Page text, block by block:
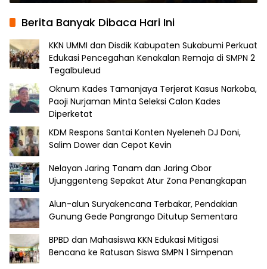
Berita Banyak Dibaca Hari Ini
KKN UMMI dan Disdik Kabupaten Sukabumi Perkuat
Edukasi Pencegahan Kenakalan Remaja di SMPN 2
Tegalbuleud
Oknum Kades Tamanjaya Terjerat Kasus Narkoba,
Paoji Nurjaman Minta Seleksi Calon Kades
Diperketat
KDM Respons Santai Konten Nyeleneh DJ Doni,
Salim Dower dan Cepot Kevin
Nelayan Jaring Tanam dan Jaring Obor
Ujunggenteng Sepakat Atur Zona Penangkapan
Alun-alun Suryakencana Terbakar, Pendakian
Gunung Gede Pangrango Ditutup Sementara
BPBD dan Mahasiswa KKN Edukasi Mitigasi
Bencana ke Ratusan Siswa SMPN 1 Simpenan